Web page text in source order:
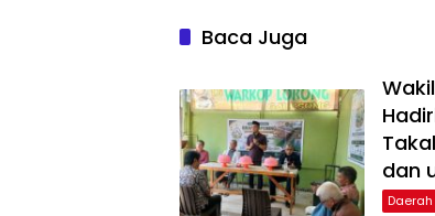
Baca Juga
dan
Daerah